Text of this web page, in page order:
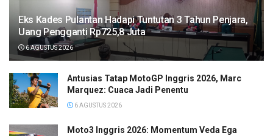
Eks Kades Pulantan Hadapi Tuntutan 3 Tahun Penjara,
Uang Pengganti Rp725,8 Juta
6 AGUSTUS 2026
Antusias Tatap MotoGP Inggris 2026, Marc
Marquez: Cuaca Jadi Penentu
6 AGUSTUS 2026
Moto3 Inggris 2026: Momentum Veda Ega